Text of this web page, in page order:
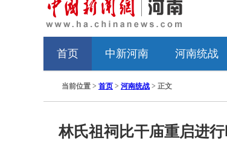
首页 中新河南 河南统战
当前位置 > 首页 > 河南统战 > 正文
林氏祖祠比干庙重启进